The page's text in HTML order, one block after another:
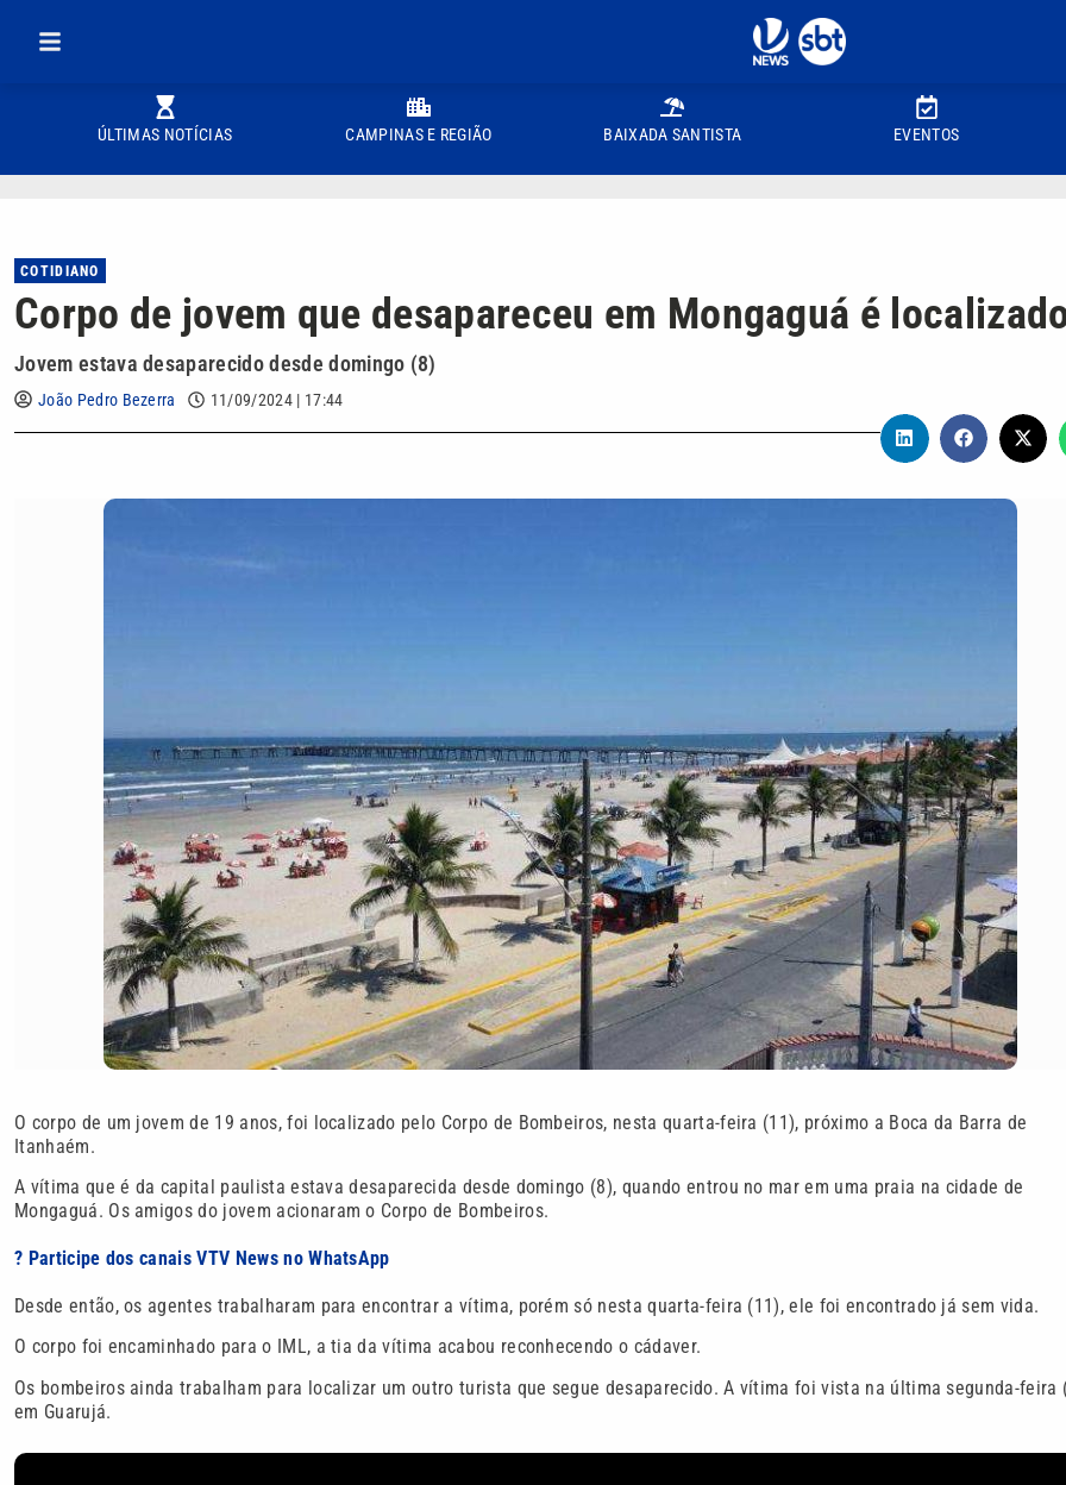
ÚLTIMAS NOTÍCIAS CAMPINAS E REGIÃO BAIXADA SANTISTA EVENTOS
COTIDIANO
Corpo de jovem que desapareceu em Mongaguá é
Jovem estava desaparecido desde domingo (8)
João Pedro Bezerra 11/09/2024 | 17:44
O corpo de um jovem de 19 anos, foi localizado pelo Corpo de Bombeiros, nesta quarta-feira (11), próximo a Boca da Barra de
Itanhaém.
A vítima que é da capital paulista estava desaparecida desde domingo (8), quando entrou no mar em uma praia na cidade de
Mongaguá. Os amigos do jovem acionaram o Corpo de Bombeiros.
? Participe dos canais VTV News no WhatsApp
Desde então, os agentes trabalharam para encontrar a vítima, porém só nesta quarta-feira (11), ele foi encontrado já sem vida.
O corpo foi encaminhado para o IML, a tia da vítima acabou reconhecendo o cádaver.
Os bombeiros ainda trabalham para localizar um outro turista que segue desaparecido. A vítima foi vista na última segunda-feira
em Guarujá.